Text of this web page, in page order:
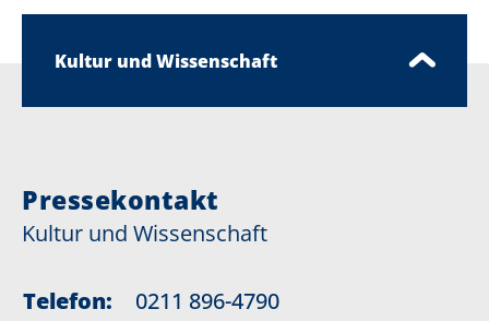
Kultur und Wissenschaft
Pressekontakt
Kultur und Wissenschaft
Telefon:
0211 896-4790